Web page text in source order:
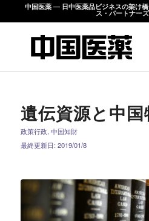
中国医薬 ― 日中医薬品ビジネスの架け
ス・パートナー
遺伝資源と中
政策行政, 中国知財
最終更新日: 2019/01/8